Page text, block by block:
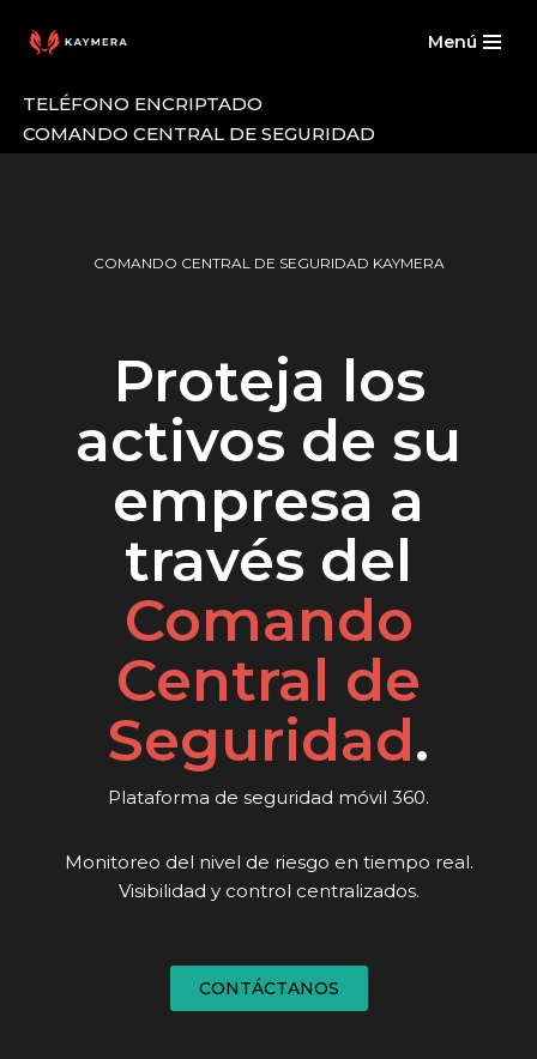
al
Menú
TELÉFONO ENCRIPTADO
COMANDO CENTRAL DE SEGURIDAD
COMANDO CENTRAL DE SEGURIDAD KAYMERA
Proteja los
activos de su
empresa a
través del
Comando
Central de
Seguridad.
Plataforma de seguridad móvil 360.
Monitoreo del nivel de riesgo en tiempo real.
Visibilidad y control centralizados.
CONTÁCTANOS